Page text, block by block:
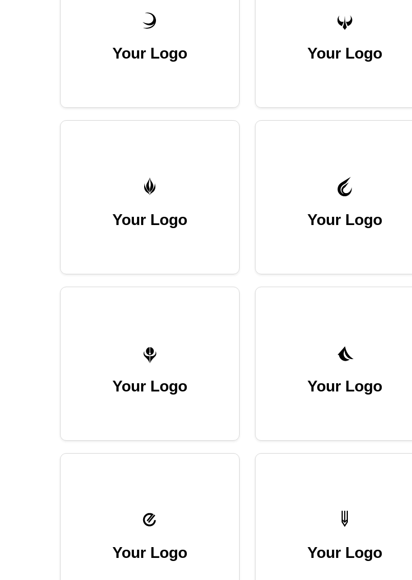
Your Logo Your Logo
Your Logo Your Logo
Your Logo Your Logo
Your Logo Your Logo